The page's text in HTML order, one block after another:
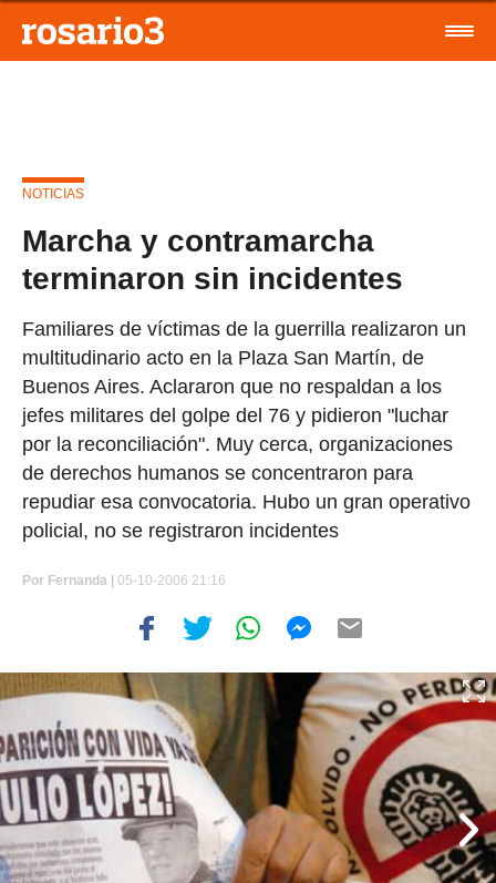
NOTICIAS
Marcha y contramarcha
terminaron sin incidentes
Familiares de víctimas de la guerrilla realizaron un
multitudinario acto en la Plaza San Martín, de
Buenos Aires. Aclararon que no respaldan a los
jefes militares del golpe del 76 y pidieron "luchar
por la reconciliación". Muy cerca, organizaciones
de derechos humanos se concentraron para
repudiar esa convocatoria. Hubo un gran operativo
policial, no se registraron incidentes
Por Fernanda | 05-10-2006 21:16